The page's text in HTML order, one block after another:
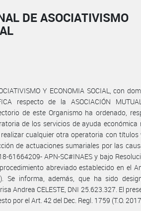
DE ASOCIATIVISMO
Y ECONOMIA SOCIAL, con
respecto de la ASOCIACIÓN
de este Organismo ha ordenado,
de los servicios de ayuda económica
cualquier otra operatoria con
de actuaciones sumariales por las
61664209- APN-SC#INAES y bajo
abreviado establecido en el
Se informa, además, que ha sido
Andrea CELESTE, DNI 25.623.327. El
por el Art. 42 del Dec. Regl. 1759 (T.O.